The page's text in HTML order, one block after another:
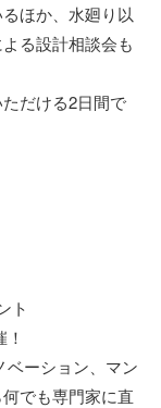
ほか、水廻り以
る設計相談会も
だける2日間で
ト
ーション、マン
でも専門家に直